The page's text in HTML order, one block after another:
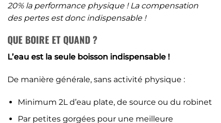
20% la performance physique ! La compensation
des pertes est donc indispensable !
QUE BOIRE ET QUAND ?
L’eau est la seule boisson indispensable !
De manière générale, sans activité physique :
Minimum 2L d’eau plate, de source ou du robinet
Par petites gorgées pour une meilleure